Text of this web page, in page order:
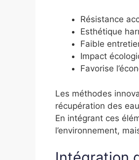
Résistance
Esthétique
Faible
Impact
Favorise
Les méthodes
récupération des
En intégrant ces
l’environnement,